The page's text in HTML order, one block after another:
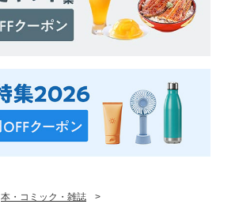
本・コミック・雑誌
>